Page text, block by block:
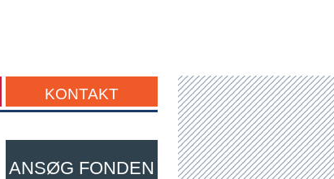
KONTAKT
ANSØG FONDEN